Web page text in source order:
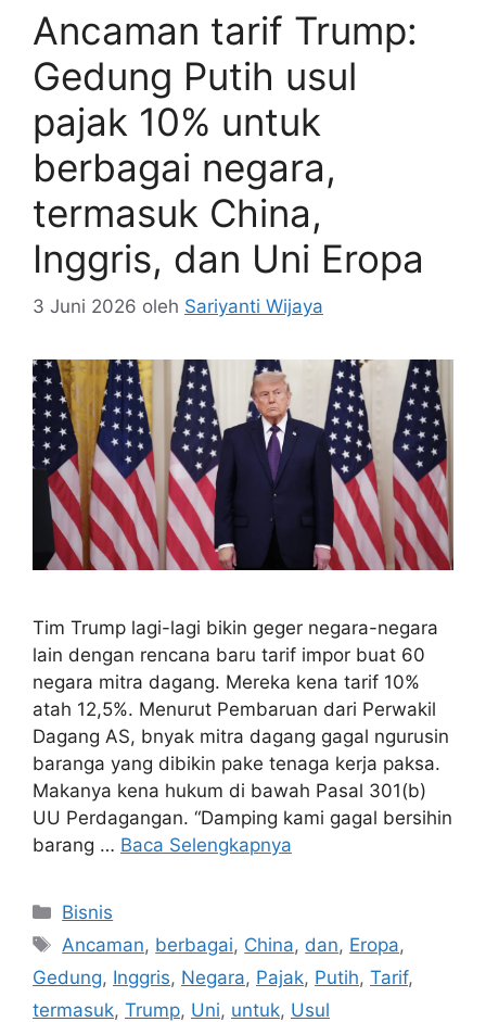
Ancaman tarif Trump:
Gedung Putih usul
pajak 10% untuk
berbagai negara,
termasuk China,
Inggris, dan Uni Eropa
3 Juni 2026 oleh Sariyanti Wijaya
Tim Trump lagi-lagi bikin geger negara-negara
lain dengan rencana baru tarif impor buat 60
negara mitra dagang. Mereka kena tarif 10%
atah 12,5%. Menurut Pembaruan dari Perwakil
Dagang AS, bnyak mitra dagang gagal ngurusin
baranga yang dibikin pake tenaga kerja paksa.
Makanya kena hukum di bawah Pasal 301(b)
UU Perdagangan. “Damping kami gagal bersihin
barang … Baca Selengkapnya
Kategori
Bisnis
Tag
Ancaman, berbagai, China, dan, Eropa,
Gedung, Inggris, Negara, Pajak, Putih, Tarif,
termasuk, Trump, Uni, untuk, Usul